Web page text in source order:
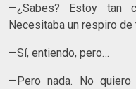
—¿Sabes? Estoy tan
Necesitaba un respiro de
—Sí, entiendo, pero…
—Pero nada. No